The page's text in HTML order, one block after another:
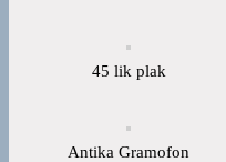
45 lik plak
Antika Gramofon